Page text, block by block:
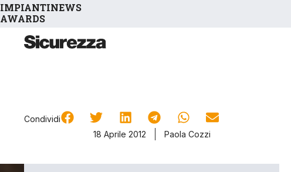
IMPIANTINEWS
AWARDS
Condividi
18 Aprile 2012
Paola Cozzi